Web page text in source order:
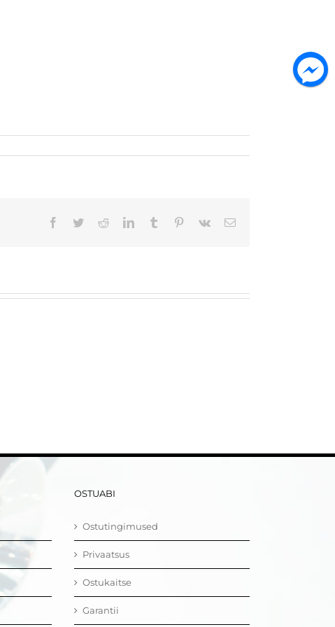
Facebook
TwitterRedditLinkedInTumblr Pinterest
Vk Email
OSTUABI
Ostutingimused
Privaatsus
Ostukaitse
Garantii